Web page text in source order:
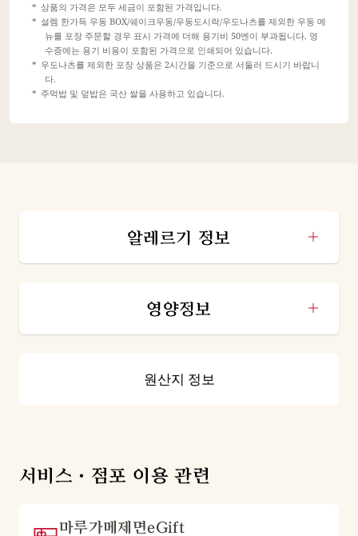
상품의 가격은 모두 세금이 포함된 가격입니다.
설렘 한가득 우동 BOX/쉐이크우동/우동도시락/우도나츠를 제외한 우동 메
뉴를 포장 주문할 경우 표시 가격에 더해 용기비 50엔이 부과됩니다. 영
수증에는 용기 비용이 포함된 가격으로 인쇄되어 있습니다.
우도나츠를 제외한 포장 상품은 2시간을 기준으로 서둘러 드시기 바랍니
다.
주먹밥 및 덮밥은 국산 쌀을 사용하고 있습니다.
알레르기 정보
영양정보
원산지 정보
서비스·점포 이용 관련
마루가메제면eGift